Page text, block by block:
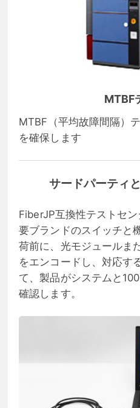
MTBF
MTBF（平均故障間隔）
を確保します
サードパーティ
FiberJP互換性テストセ
要ブランドのスイッチと
荷前に、光モジュールま
をエンコードし、対応す
て、製品がシステムと
確認します。